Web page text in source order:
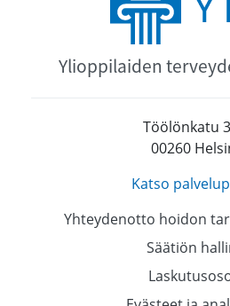
Ylioppilaiden
Töölönkatu
00260
Katso
Yhteydenotto hoidon
Säätiön